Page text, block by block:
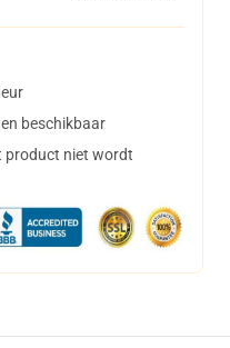
beschikbaar
product niet wordt